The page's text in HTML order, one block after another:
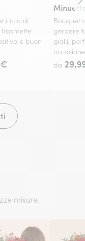
ricco di
e buon
Bouquet
gerbere
gialli,
occasione
da
misure.